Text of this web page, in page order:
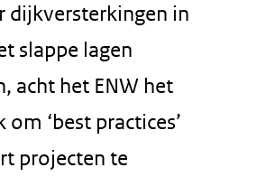
dijkversterkingen in
slappe lagen
acht het ENW het
‘best practices’
projecten te